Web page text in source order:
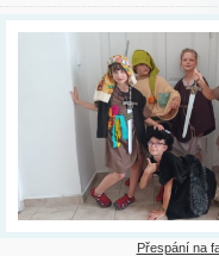
Přespání na